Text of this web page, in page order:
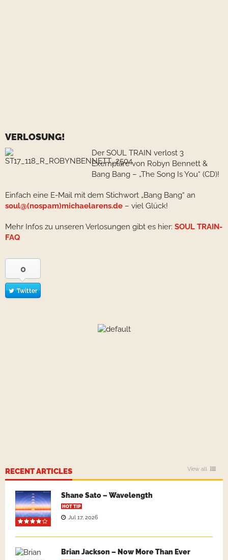
VERLOSUNG!
Der SOUL TRAIN verlost 3
Exemplare von Robyn Bennett &
Bang Bang – „The Song Is You“ (CD)!
Einfach eine E-Mail mit dem Stichwort „Bang Bang“ an
soul@(nospam)michaelarens.de – viel Glück!
Mehr Infos zu unseren Verlosungen gibt es hier: SOUL TRAIN-
FAQ
0
Twitter
RECENT ARTICLES View all
Shane Sato – Wavelength
HOT TIP
Jul 17, 2026
Brian Jackson – Now More Than Ever